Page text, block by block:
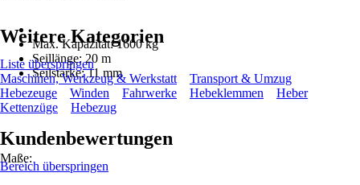
Max. Kapazität: 1600 kg
Seillänge: 20 m
Seilstärke: 11 mm
Maße:
Weitere Kategorien
Liste überspringen
Maschinen, Werkzeug & Werkstatt
Transport & Umzug
Hebezeuge
Winden Fahrwerke Hebeklemmen
Heber
Kettenzüge
Hebezug
Kundenbewertungen
Bereich überspringen